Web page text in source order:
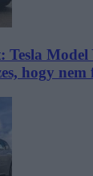
Tesla Model
hogy nem